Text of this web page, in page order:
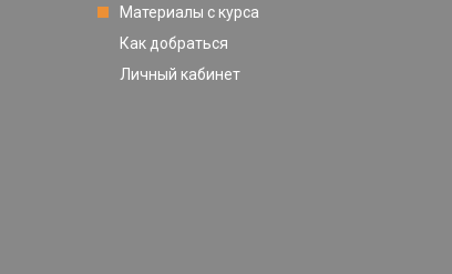
Материалы с курса
Как добраться
Личный кабинет